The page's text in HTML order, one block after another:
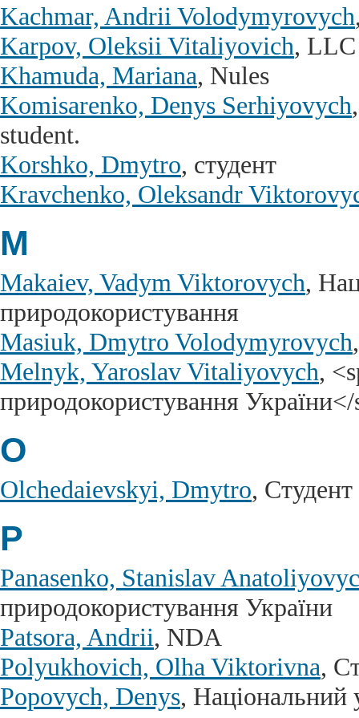
Kachmar, Andrii Volodymyrovych
Karpov, Oleksii Vitaliyovich,
Khamuda, Mariana, Nules
Komisarenko, Denys Serhiyovych
student.
Korshko, Dmytro, студент
Kravchenko, Oleksandr
M
Makaiev, Vadym Viktorovych,
природокористування
Masiuk, Dmytro Volodymyrovych
Melnyk, Yaroslav Vitaliyovych,
природокористування
O
Olchedaievskyi, Dmytro, Студент
P
Panasenko, Stanislav
природокористування України
Patsora, Andrii, NDA
Polyukhovich, Olha Viktorivna,
Popovych, Denys, Національний